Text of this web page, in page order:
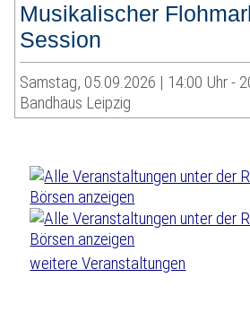
Musikalischer
Session
Samstag, 05.09.2026 | 14:00 Uhr -
Bandhaus Leipzig
weitere Veranstaltungen